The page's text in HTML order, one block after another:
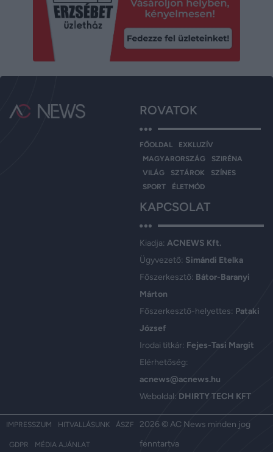
ROVATOK
FŐOLDAL
EXKLUZÍV
MAGYARORSZÁG
SZIRÉNA
VILÁG
SZTÁROK
SZÍNES
SPORT
ÉLETMÓD
KAPCSOLAT
Kiadja: ACNEWS Kft.
Ügyvezető: Simándi Etelka
Főszerkesztő: Bátor-Baranyi
Márton
Főszerkesztő-helyettes: Pataki
József
Irodai titkár: Fejes-Tasi Margit
Elérhetőség:
acnews@acnews.hu
Weboldal: DHIRTY TECH KFT
IMPRESSZUM HITVALLÁSUNK ÁSZF
GDPR MÉDIA AJÁNLAT
2026 © AC News minden jog
fenntartva